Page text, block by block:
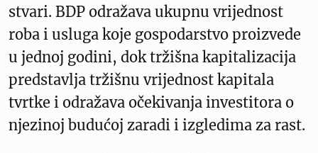
stvari. BDP odražava ukupnu vrijednost
roba i usluga koje gospodarstvo proizvede
u jednoj godini, dok tržišna kapitalizacija
predstavlja tržišnu vrijednost kapitala
tvrtke i odražava očekivanja investitora o
njezinoj budućoj zaradi i izgledima za rast.